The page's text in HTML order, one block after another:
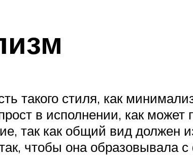
такого стиля, как
в исполнении, как
так как общий вид должен
так, чтобы она